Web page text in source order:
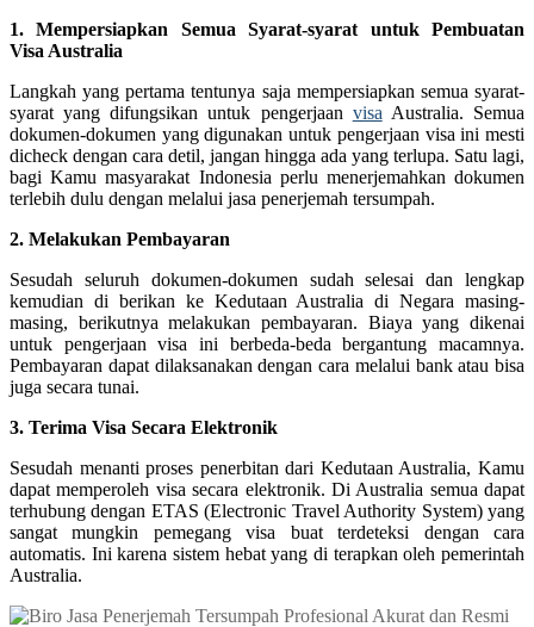
1. Mempersiapkan Semua Syarat-syarat untuk Pembuatan
Visa Australia
Langkah yang pertama tentunya saja mempersiapkan semua syarat-
syarat yang difungsikan untuk pengerjaan visa Australia. Semua
dokumen-dokumen yang digunakan untuk pengerjaan visa ini mesti
dicheck dengan cara detil, jangan hingga ada yang terlupa. Satu lagi,
bagi Kamu masyarakat Indonesia perlu menerjemahkan dokumen
terlebih dulu dengan melalui jasa penerjemah tersumpah.
2. Melakukan Pembayaran
Sesudah seluruh dokumen-dokumen sudah selesai dan lengkap
kemudian di berikan ke Kedutaan Australia di Negara masing-
masing, berikutnya melakukan pembayaran. Biaya yang dikenai
untuk pengerjaan visa ini berbeda-beda bergantung macamnya.
Pembayaran dapat dilaksanakan dengan cara melalui bank atau bisa
juga secara tunai.
3. Terima Visa Secara Elektronik
Sesudah menanti proses penerbitan dari Kedutaan Australia, Kamu
dapat memperoleh visa secara elektronik. Di Australia semua dapat
terhubung dengan ETAS (Electronic Travel Authority System) yang
sangat mungkin pemegang visa buat terdeteksi dengan cara
automatis. Ini karena sistem hebat yang di terapkan oleh pemerintah
Australia.